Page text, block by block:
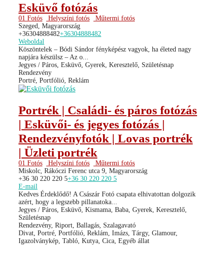
Esküvő fotózás
01 Fotós Helyszíni fotós
Műtermi fotós
Szeged, Magyarország
+36304888482+36304888482
Weboldal
Köszöntelek – Bódi Sándor fényképész vagyok, ha életed nagy
napjára készülsz – Az o...
Jegyes / Páros, Esküvő, Gyerek, Keresztelő, Születésnap
Rendezvény
Portré, Portfólió, Reklám
Portrék | Családi- és páros fotózás
| Esküvői- és jegyes fotózás |
Rendezvényfotók | Lovas portrék
| Üzleti portrék
01 Fotós Helyszíni fotós
Műtermi fotós
Miskolc, Rákóczi Ferenc utca 9, Magyarország
+36 30 220 220 5+36 30 220 220 5
E-mail
Kedves Érdeklődő! A Császár Fotó csapata elhivatottan dolgozik
azért, hogy a legszebb pillanatoka...
Jegyes / Páros, Esküvő, Kismama, Baba, Gyerek, Keresztelő,
Születésnap
Rendezvény, Riport, Ballagás, Szalagavató
Divat, Portré, Portfólió, Reklám, Imázs, Tárgy, Glamour,
Igazolványkép, Tabló, Kutya, Cica, Egyéb állat